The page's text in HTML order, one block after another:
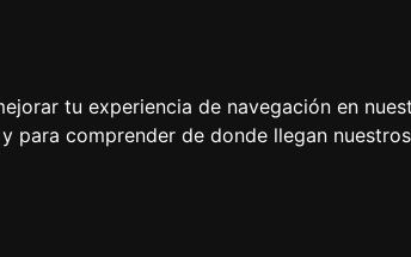
tu experiencia de navegación en
para comprender de donde llegan